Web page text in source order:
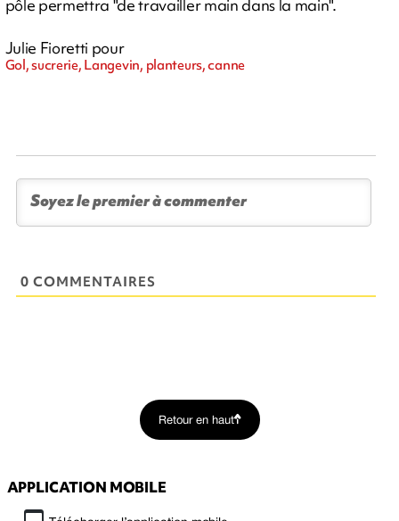
pôle permettra "de travailler main dans la main".
Julie Fioretti pour
Gol, sucrerie, Langevin, planteurs, canne
0 COMMENTAIRES
Retour en haut
APPLICATION MOBILE